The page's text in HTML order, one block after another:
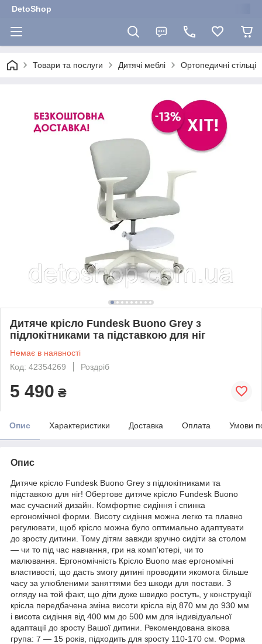
DetoShop
Товари та послуги Дитячі меблі Ортопедичні стільці
Дитяче крісло Fundesk Buono Grey з
підлокітниками та підставкою для ніг
Немає в наявності
Код: 42354269
Роздріб
5 490 ₴
Опис Характеристики Доставка Оплата Умови
Опис
Дитяче крісло Fundesk Buono Grey з підлокітниками та
підставкою для ніг! Обертове дитяче крісло Fundesk Buono
має сучасний дизайн. Комфортне сидіння і спинка
ергономічної форми. Висоту сидіння можна легко та плавно
регулювати, щоб крісло можна було оптимально адаптувати
до зросту дитини. Тому дітям завжди зручно сидіти за столом
— чи то під час навчання, гри на комп'ютері, чи то
малювання. Ергономічність Крісло Buono має ергономічні
властивості, що дасть змогу дитині проводити якомога більше
часу за улюбленими заняттями без шкоди для постави. З
огляду на той факт, що діти дуже швидко ростуть, у конструкції
крісла передбачена зміна висоти крісла від 870 мм до 930 мм
і висота сидіння від 400 мм до 500 мм для індивідуальної
адаптації до зросту Вашої дитини. Рекомендована вікова
група: 7 — 15 років, підходить для зросту 110-170 см. Форма